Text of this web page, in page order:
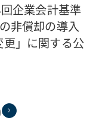
企業会計基準
非償却の導入
」に関する公